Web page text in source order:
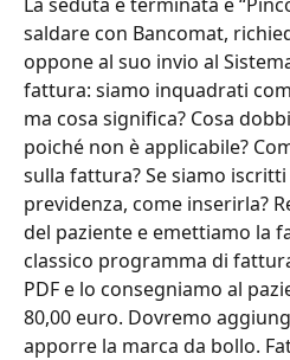
saldare con Bancomat,
oppone al suo invio al
fattura: siamo inquadrati
ma cosa significa? Cosa
poiché non è applicabile?
sulla fattura? Se siamo iscritti
previdenza, come inserirla?
del paziente e emettiamo la
classico programma di
PDF e lo consegniamo al
80,00 euro. Dovremo
apporre la marca da bollo.